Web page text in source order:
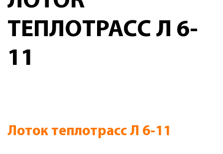
ТЕПЛОТРАСС Л 6-
11
Лоток теплотрасс Л 6-11